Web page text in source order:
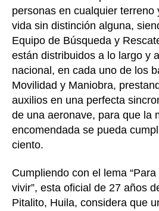
personas en cualquier terreno
vida sin distinción alguna,
Equipo de Búsqueda y
están distribuidos a lo largo y
nacional, en cada uno de los
Movilidad y Maniobra,
auxilios en una perfecta
de una aeronave, para que la
encomendada se pueda
ciento.
Cumpliendo con el lema
vivir”, esta oficial de 27 años
Pitalito, Huila, considera que